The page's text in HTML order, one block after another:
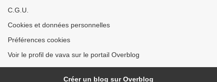
C.G.U.
Cookies et données personnelles
Préférences cookies
Voir le profil de vava sur le portail Overblog
Créer un blog sur Overblog